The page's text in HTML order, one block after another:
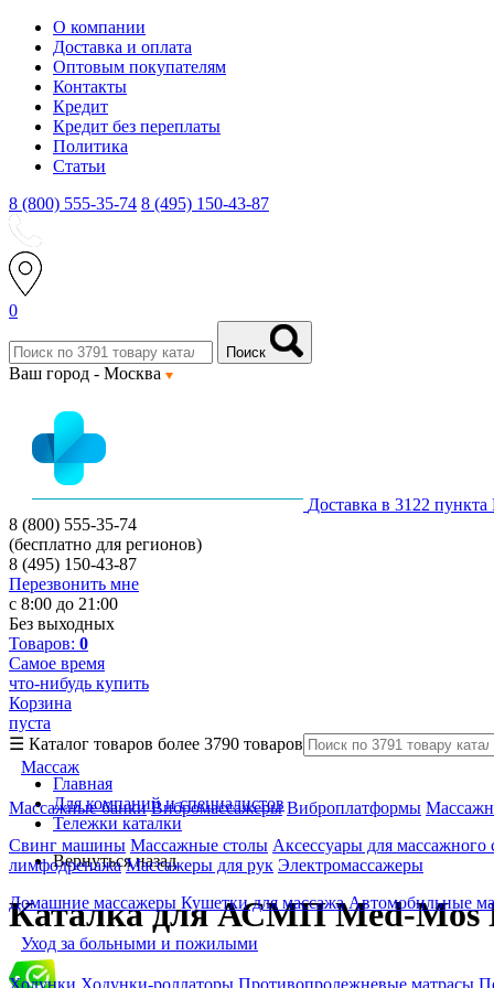
О компании
Доставка и оплата
Оптовым покупателям
Контакты
Кредит
Кредит без переплаты
Политика
Статьи
8 (800) 555-35-74 8 (495) 150-43-87
0
Поиск
Ваш город - Москва
Доставка в 3122
8 (800) 555-35-74
(бесплатно для регионов)
8 (495) 150-43-87
Перезвонить мне
с 8:00 до 21:00
Без выходных
Товаров: 0
Самое время
что-нибудь купить
Корзина
пуста
☰ Каталог товаров более 3790 товаров
Массаж
Массажные банки Вибромассажеры Виброплатформы
Свинг машины Массажные столы Аксессуары для массажного
лимфодренажа Массажеры для рук Электромассажеры
Домашние массажеры Кушетки для массажа Автомобильные
Уход за больными и пожилыми
Ходунки Ходунки-роллаторы Противопролежневые матрасы
Главная
Для компаний и специалистов
Тележки каталки
Вернуться назад
Каталка для АСМП Med-